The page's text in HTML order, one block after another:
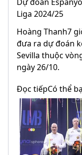
Liga 2024/25
Hoàng Thanh7
đưa ra dự đoán
Sevilla thuộc
ngày 26/10.
Đọc tiếpCó thể